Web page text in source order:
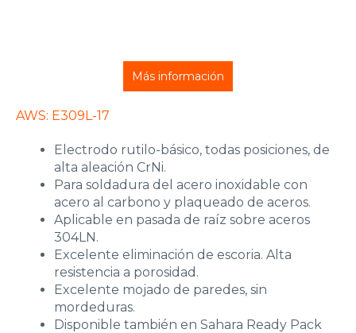
AWS: E309L-17
Electrodo rutilo-básico, todas posiciones, de
alta aleación CrNi.
Para soldadura del acero inoxidable con
acero al carbono y plaqueado de aceros.
Aplicable en pasada de raíz sobre aceros
304LN.
Excelente eliminación de escoria. Alta
resistencia a porosidad.
Excelente mojado de paredes, sin
mordeduras.
Disponible también en Sahara Ready Pack
Más información